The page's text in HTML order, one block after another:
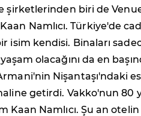
şirketlerinden biri de
Namlıcı. Türkiye'de
kendisi. Binaları
olacağını da en
Nişantaşı'ndaki
getirdi. Vakko'nun 80
Kaan Namlıcı. Şu an